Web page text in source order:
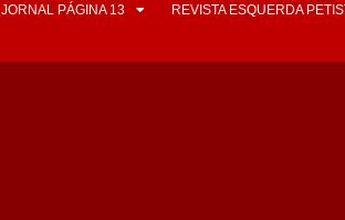
JORNAL PÁGINA 13 REVISTA ESQUERDA